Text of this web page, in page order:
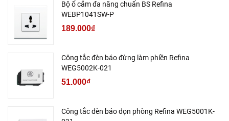
Bộ ổ cắm đa năng chuẩn BS Refina
WEBP1041SW-P
189.000₫
Công tắc đèn báo đừng làm phiền Refina
WEG5002K-021
51.000₫
Công tắc đèn báo dọn phòng Refina WEG5001K-